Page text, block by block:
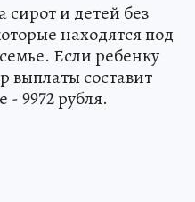
и детей без
находятся под
Если ребенку
выплаты составит
- 9972 рубля.